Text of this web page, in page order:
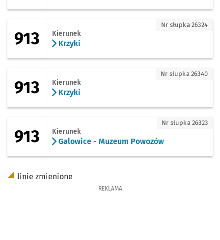
913 Kierunek
Krzyki
Nr słupka 26324
913 Kierunek
Krzyki
Nr słupka 26340
913 - kierunek Galowice - Muzeum
913 Kierunek
Galowice - Muzeum Powozów
Nr słupka 26323
linie zmienione
REKLAMA